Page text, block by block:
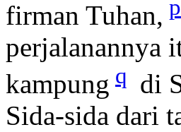
firman Tuhan, p
perjalanannya
kampung q di
Sida-sida dari